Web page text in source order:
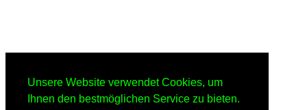
Unsere Website verwendet Cookies, um
Ihnen den bestmöglichen Service zu bieten.